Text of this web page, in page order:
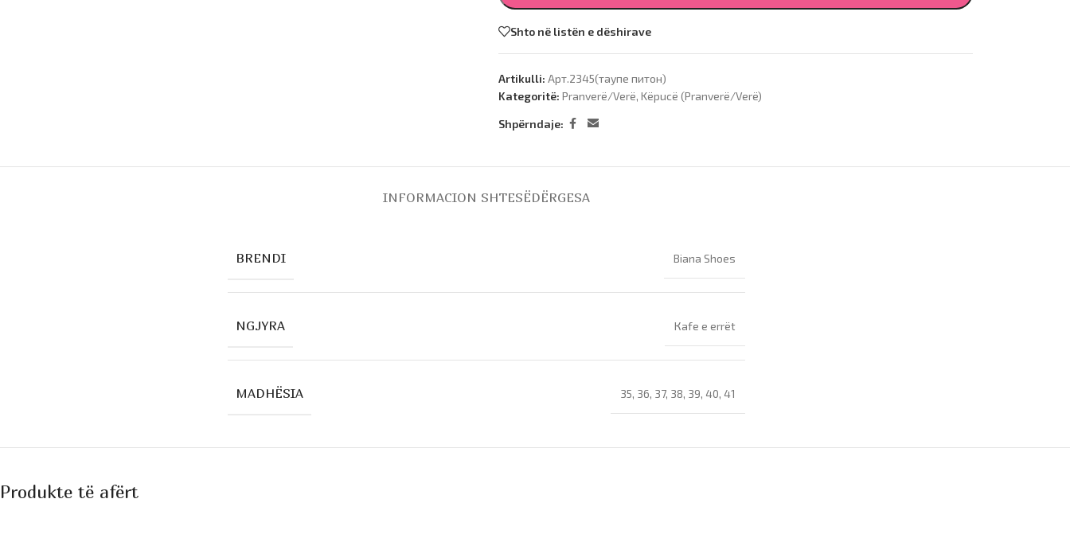
Shto në listën e dëshirave
Artikulli: Арт.2345(таупе питон)
Kategoritë: Pranverë/Verë, Këpucë (Pranverë/Verë)
Shpërndaje:
INFORMACION SHTESËDËRGESA
BRENDI Biana Shoes
NGJYRA Кafe e errët
MADHËSIA 35, 36, 37, 38, 39, 40, 41
Produkte të afërt